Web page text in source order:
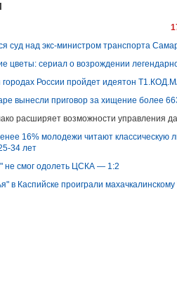
суд над экс-министром транспорта
цветы: сериал о возрождении
городах России пройдет идеятон
вынесли приговор за хищение более
расширяет возможности управления
16% молодежи читают классическую
34 лет
не смог одолеть ЦСКА — 1:2
в Каспийске проиграли